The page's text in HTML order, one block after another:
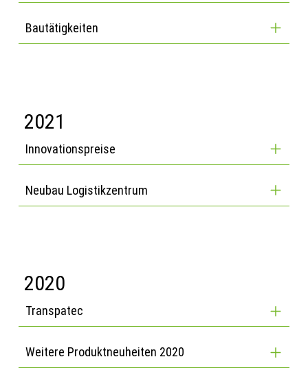
Bautätigkeiten
2021
Innovationspreise
Neubau Logistikzentrum
2020
Transpatec
Weitere Produktneuheiten 2020